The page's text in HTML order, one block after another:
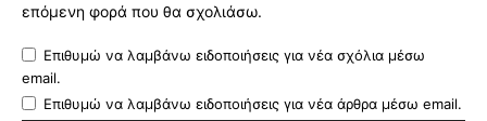
επόμενη φορά που θα σχολιάσω.
Επιθυμώ να λαμβάνω ειδοποιήσεις για νέα σχόλια μέσω
email.
Επιθυμώ να λαμβάνω ειδοποιήσεις για νέα άρθρα μέσω email.